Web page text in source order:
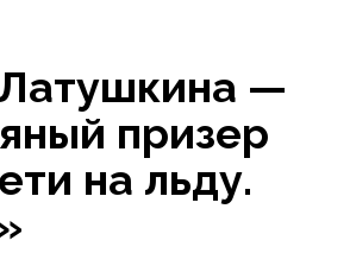
—
призер
на льду.